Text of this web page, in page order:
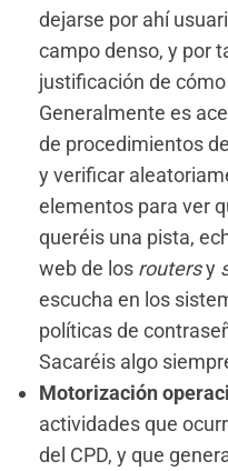
dejarse por ahí
campo denso, y por
justificación de
Generalmente es
de procedimientos
y verificar
elementos para ver
queréis una pista,
web de los routersy
escucha en los
políticas de
Sacaréis algo
Motorización
actividades que
del CPD, y que